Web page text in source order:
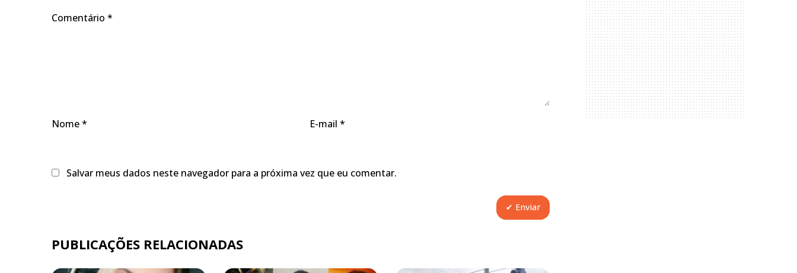
Comentário *
Nome* E-mail *
Salvar meus dados neste navegador para a próxima vez que eu comentar.
PUBLICAÇÕES RELACIONADAS